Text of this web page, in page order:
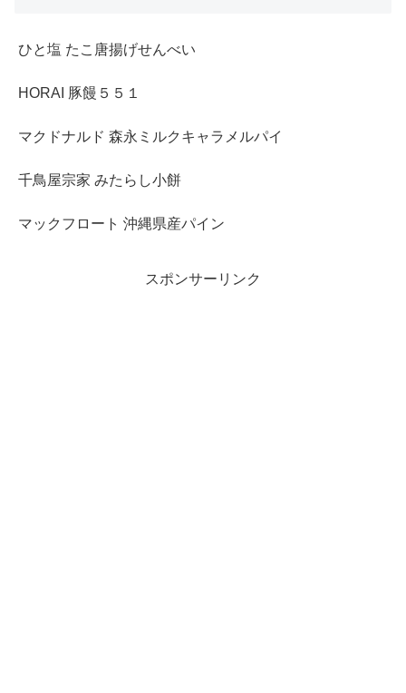
ひと塩 たこ唐揚げせんべい
HORAI 豚饅５５１
マクドナルド 森永ミルクキャラメルパイ
千鳥屋宗家 みたらし小餅
マックフロート 沖縄県産パイン
スポンサーリンク